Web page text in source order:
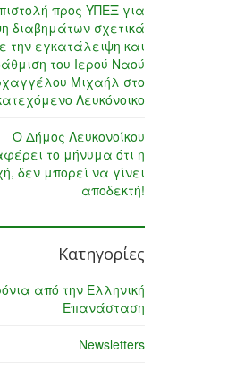
προς ΥΠΕΞ για
διαβημάτων σχετικά
την εγκατάλειψη και
του Ιερού Ναού
Μιχαήλ στο
Λευκόνοικο
Ο Δήμος Λευκονοίκου
το μήνυμα ότι η
δεν μπορεί να γίνει
αποδεκτή!
Κατηγορίες
από την Ελληνική
Επανάσταση
Newsletters